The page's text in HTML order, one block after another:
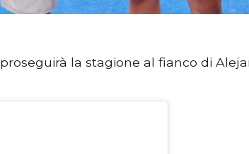
la stagione al fianco di